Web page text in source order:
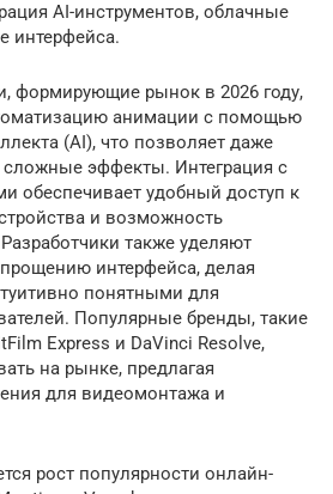
AI-инструментов, облачные
интерфейса.
формирующие рынок в 2026 году,
анимации с помощью
(AI), что позволяет даже
сложные эффекты. Интеграция с
обеспечивает удобный доступ к
и возможность
также уделяют
интерфейса, делая
понятными для
Популярные бренды, такие
Express и DaVinci Resolve,
на рынке, предлагая
для видеомонтажа и
рост популярности онлайн-